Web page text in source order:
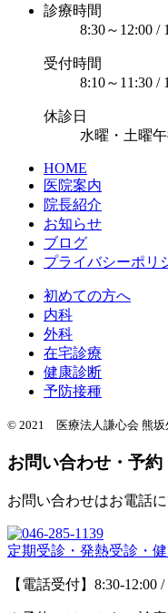
診療時間
8:30～12:00 /
受付時間
8:10～11:30 /
休診日
水曜・土曜
HOME
医院案内
院長紹介
お知らせ
ブログ
プライバシーポリ
初めての方へ
内科
外科
在宅診療
健康診断
予防接種
© 2021 医療法人謙心会 熊坂
お問い合わせ・予約
お問い合わせはお電話
定期受診・発熱受診・
【電話受付】8:30-12:00